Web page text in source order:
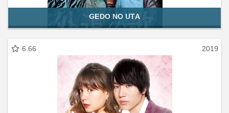
GEDO NO UTA
6.66 2019